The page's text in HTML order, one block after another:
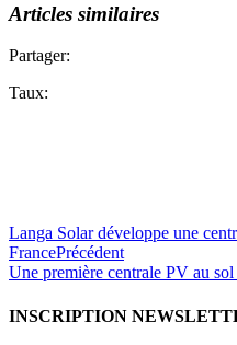
Articles similaires
Partager:
Taux:
Langa Solar développe une
FrancePrécédent
Une première centrale PV au
INSCRIPTION